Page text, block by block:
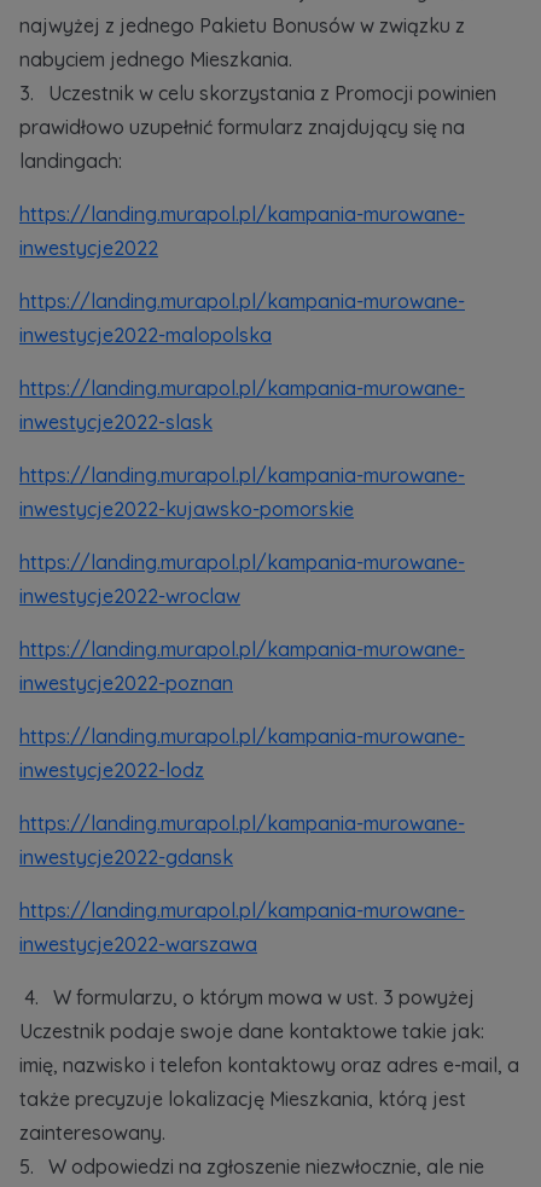
najwyżej z jednego Pakietu Bonusów w związku z
nabyciem jednego Mieszkania.
3. Uczestnik w celu skorzystania z Promocji powinien
prawidłowo uzupełnić formularz znajdujący się na
landingach:
https://landing.murapol.pl/kampania-murowane-
inwestycje2022
https://landing.murapol.pl/kampania-murowane-
inwestycje2022-malopolska
https://landing.murapol.pl/kampania-murowane-
inwestycje2022-slask
https://landing.murapol.pl/kampania-murowane-
inwestycje2022-kujawsko-pomorskie
https://landing.murapol.pl/kampania-murowane-
inwestycje2022-wroclaw
https://landing.murapol.pl/kampania-murowane-
inwestycje2022-poznan
https://landing.murapol.pl/kampania-murowane-
inwestycje2022-lodz
https://landing.murapol.pl/kampania-murowane-
inwestycje2022-gdansk
https://landing.murapol.pl/kampania-murowane-
inwestycje2022-warszawa
4. W formularzu, o którym mowa w ust. 3 powyżej
Uczestnik podaje swoje dane kontaktowe takie jak:
imię, nazwisko i telefon kontaktowy oraz adres e-mail, a
także precyzuje lokalizację Mieszkania, którą jest
zainteresowany.
5. W odpowiedzi na zgłoszenie niezwłocznie, ale nie